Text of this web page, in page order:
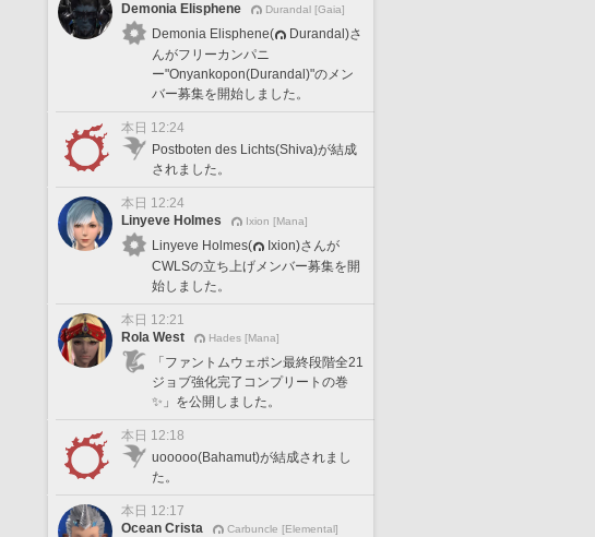
Demonia Elisphene
Durandal [Gaia]
Demonia Elisphene(
Durandal)さ
んがフリーカンパニ
ー"Onyankopon(Durandal)"のメン
バー募集を開始しました。
本日 12:24
Postboten des Lichts(Shiva)が結成
されました。
本日 12:24
Linyeve Holmes
Ixion [Mana]
Linyeve Holmes(
Ixion)さんが
CWLSの立ち上げメンバー募集を開
始しました。
本日 12:21
Rola West
Hades [Mana]
「ファントムウェポン最終段階全21
ジョブ強化完了コンプリートの巻
✨」を公開しました。
本日 12:18
uooooo(Bahamut)が結成されまし
た。
本日 12:17
Ocean Crista
Carbuncle [Elemental]